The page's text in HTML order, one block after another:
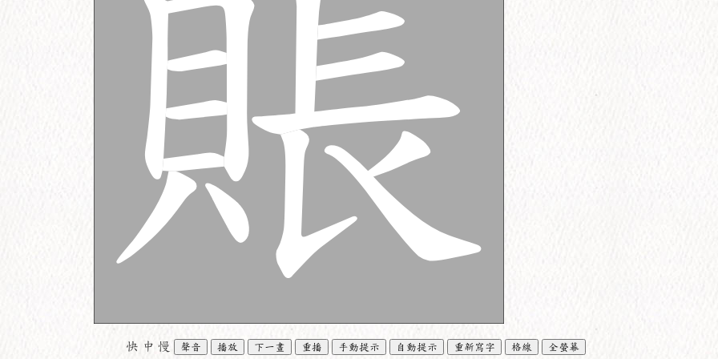
快 中 慢 聲音 播放 下一畫 重播 手動提示 自動提示 重新寫字 格線 全螢幕